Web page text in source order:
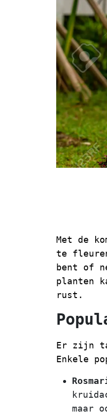
Met de
te
bent of
planten
rust.
Er zijn
Enkele
maar